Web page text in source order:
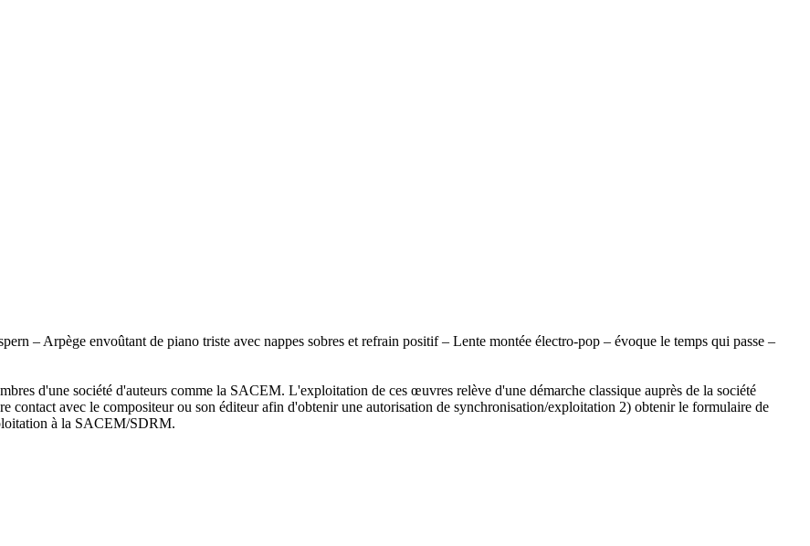
– Arpège envoûtant de piano triste avec nappes sobres et refrain positif – Lente montée électro-pop – évoque le temps qui passe –
d'une société d'auteurs comme la SACEM. L'exploitation de ces œuvres relève d'une démarche classique auprès de la société
contact avec le compositeur ou son éditeur afin d'obtenir une autorisation de synchronisation/exploitation 2) obtenir le formulaire de
à la SACEM/SDRM.